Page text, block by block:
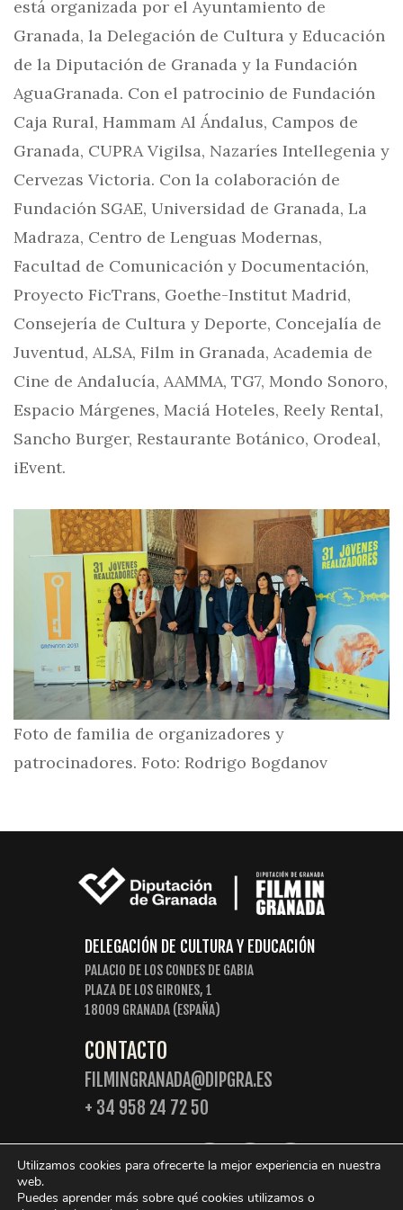
está organizada por el Ayuntamiento de
Granada, la Delegación de Cultura y Educación
de la Diputación de Granada y la Fundación
AguaGranada. Con el patrocinio de Fundación
Caja Rural, Hammam Al Ándalus, Campos de
Granada, CUPRA Vigilsa, Nazaríes Intellegenia y
Cervezas Victoria. Con la colaboración de
Fundación SGAE, Universidad de Granada, La
Madraza, Centro de Lenguas Modernas,
Facultad de Comunicación y Documentación,
Proyecto FicTrans, Goethe-Institut Madrid,
Consejería de Cultura y Deporte, Concejalía de
Juventud, ALSA, Film in Granada, Academia de
Cine de Andalucía, AAMMA, TG7, Mondo Sonoro,
Espacio Márgenes, Maciá Hoteles, Reely Rental,
Sancho Burger, Restaurante Botánico, Orodeal,
iEvent.
Foto de familia de organizadores y
patrocinadores. Foto: Rodrigo Bogdanov
DELEGACIÓN DE CULTURA Y EDUCACIÓN
PALACIO DE LOS CONDES DE GABIA
PLAZA DE LOS GIRONES, 1
18009 GRANADA (ESPAÑA)
CONTACTO
FILMINGRANADA@DIPGRA.ES
+ 34 958 24 72 50
SIGUENOS:
Utilizamos cookies para ofrecerte la mejor experiencia en nuestra
web.
Puedes aprender más sobre qué cookies utilizamos o